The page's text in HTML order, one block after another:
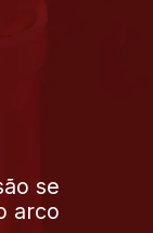
se
arco